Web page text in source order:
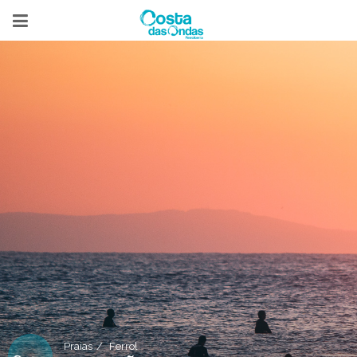
Praias Ferrol